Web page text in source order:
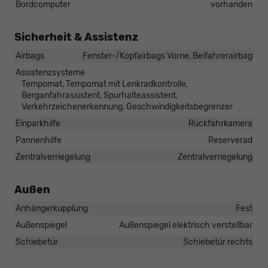
Bordcomputer vorhanden
Sicherheit & Assistenz
Airbags
Fenster-/Kopfairbags Vorne, Beifahrerairbag
Assistenzsysteme
Tempomat, Tempomat mit Lenkradkontrolle,
Berganfahrassistent, Spurhalteassistent,
Verkehrzeichenerkennung, Geschwindigkeitsbegrenzer
Einparkhilfe
Rückfahrkamera
Pannenhilfe
Reserverad
Zentralverriegelung
Zentralverriegelung
Außen
Anhängerkupplung
Fest
Außenspiegel
Außenspiegel elektrisch verstellbar
Schiebetür
Schiebetür rechts